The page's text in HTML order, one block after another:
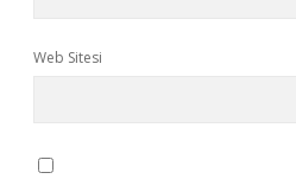
Web Sitesi